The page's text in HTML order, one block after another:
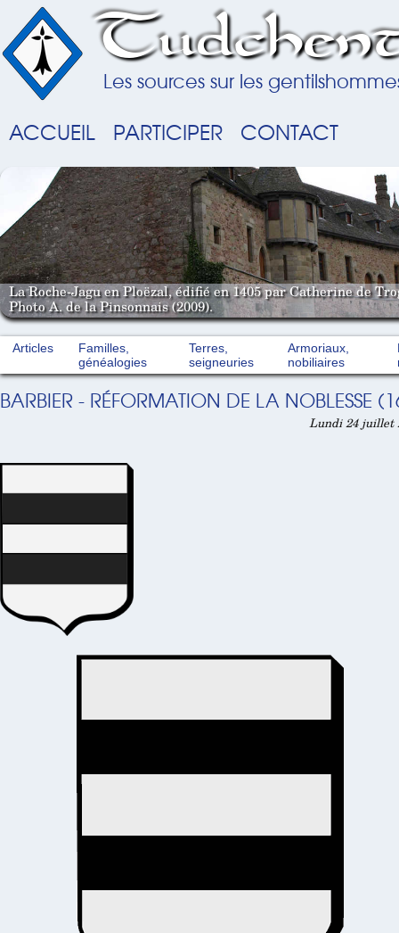
Les sources sur les
ACCUEIL PARTICIPER CONTACT
La Roche-Jagu en Ploëzal, édifié en 1405 par Catherine de
Photo A. de la Pinsonnais (2009).
Articles
Familles,
généalogies
Terres,
seigneuries
Armoriaux,
nobiliaires
BARBIER - RÉFORMATION DE LA NOBLESSE
Lundi 24 juillet